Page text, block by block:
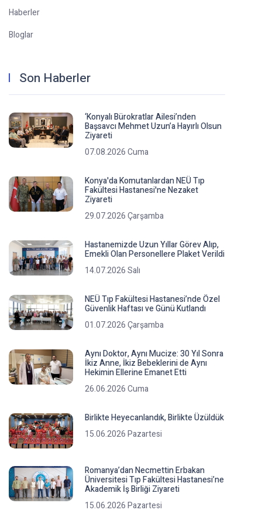
Haberler
Bloglar
Son Haberler
‘Konyalı Bürokratlar Ailesi’nden
Başsavcı Mehmet Uzun’a Hayırlı Olsun
Ziyareti
07.08.2026 Cuma
Konya'da Komutanlardan NEÜ Tıp
Fakültesi Hastanesi'ne Nezaket
Ziyareti
29.07.2026 Çarşamba
Hastanemizde Uzun Yıllar Görev Alıp,
Emekli Olan Personellere Plaket Verildi
14.07.2026 Salı
NEÜ Tıp Fakültesi Hastanesi’nde Özel
Güvenlik Haftası ve Günü Kutlandı
01.07.2026 Çarşamba
Aynı Doktor, Aynı Mucize: 30 Yıl Sonra
İkiz Anne, İkiz Bebeklerini de Aynı
Hekimin Ellerine Emanet Etti
26.06.2026 Cuma
Birlikte Heyecanlandık, Birlikte Üzüldük
15.06.2026 Pazartesi
Romanya’dan Necmettin Erbakan
Üniversitesi Tıp Fakültesi Hastanesi’ne
Akademik İş Birliği Ziyareti
15.06.2026 Pazartesi